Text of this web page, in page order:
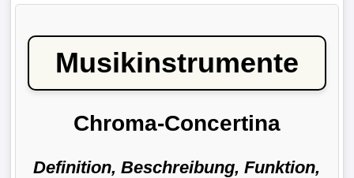
Musikinstrumente
Chroma-Concertina
Definition, Beschreibung, Funktion,